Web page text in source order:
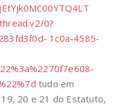
0?
1c0a-4585-
tudo em
20 e 21 do Estatuto,